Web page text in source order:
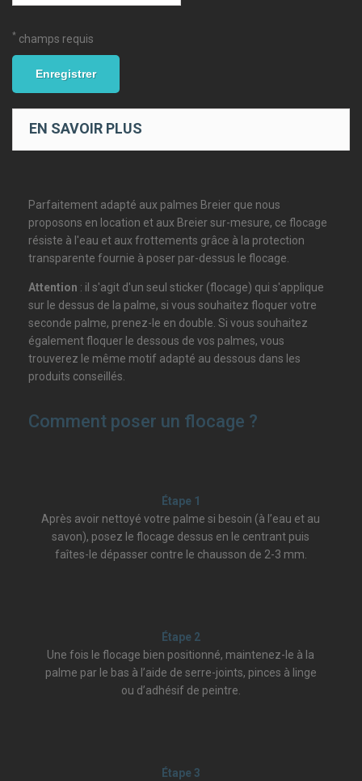
* champs requis
Enregistrer
EN SAVOIR PLUS
Parfaitement adapté aux palmes Breier que nous
proposons en location et aux Breier sur-mesure, ce flocage
résiste à l'eau et aux frottements grâce à la protection
transparente fournie à poser par-dessus le flocage.
Attention : il s'agit d'un seul sticker (flocage) qui s'applique
sur le dessus de la palme, si vous souhaitez floquer votre
seconde palme, prenez-le en double. Si vous souhaitez
également floquer le dessous de vos palmes, vous
trouverez le même motif adapté au dessous dans les
produits conseillés.
Comment poser un flocage ?
Étape 1
Après avoir nettoyé votre palme si besoin (à l’eau et au
savon), posez le flocage dessus en le centrant puis
faîtes-le dépasser contre le chausson de 2-3 mm.
Étape 2
Une fois le flocage bien positionné, maintenez-le à la
palme par le bas à l’aide de serre-joints, pinces à linge
ou d’adhésif de peintre.
Étape 3